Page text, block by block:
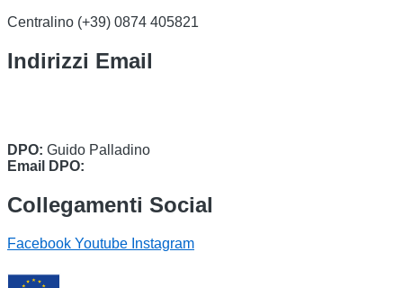
Centralino (+39) 0874 405821
Indirizzi Email
DPO: Guido Palladino
Email DPO:
Collegamenti Social
Facebook Youtube Instagram